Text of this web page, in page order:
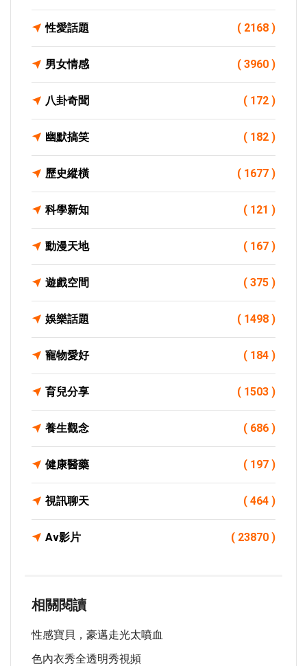
性愛話題 ( 2168 )
男女情感 ( 3960 )
八卦奇聞 ( 172 )
幽默搞笑 ( 182 )
歷史縱橫 ( 1677 )
科學新知 ( 121 )
動漫天地 ( 167 )
遊戲空間 ( 375 )
娛樂話題 ( 1498 )
寵物愛好 ( 184 )
育兒分享 ( 1503 )
養生觀念 ( 686 )
健康醫藥 ( 197 )
視訊聊天 ( 464 )
Av影片 ( 23870 )
相關閱讀
性感寶貝，豪邁走光太噴血
色內衣秀全透明秀視頻